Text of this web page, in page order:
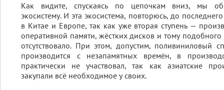
Как видите, спускаясь по цепочкам вниз, мы
экосистему. И эта экосистема, повторюсь, до
в Китае и Европе, так как уже вторая ступень —
оперативной памяти, жёстких дисков и тому
отсутствовало. При этом, допустим, поливиниловый
производится с незапамятных времён, в
практически не участвовал, так как азиатские
закупали всё необходимое у своих.